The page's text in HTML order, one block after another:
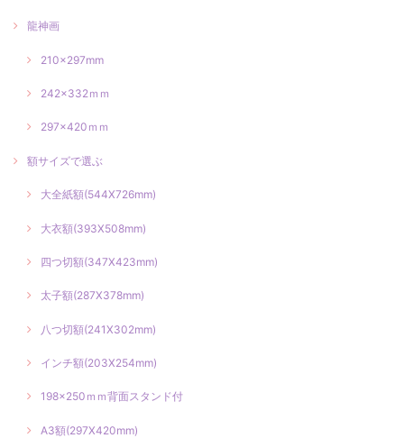
龍神画
210×297mm
242×332ｍｍ
297×420ｍｍ
額サイズで選ぶ
大全紙額(544X726mm)
大衣額(393X508mm)
四つ切額(347X423mm)
太子額(287X378mm)
八つ切額(241X302mm)
インチ額(203X254mm)
198×250ｍｍ背面スタンド付
A3額(297X420mm)